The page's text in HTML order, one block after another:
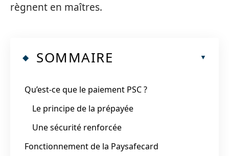
règnent en maîtres.
SOMMAIRE
Qu’est-ce que le paiement PSC ?
Le principe de la prépayée
Une sécurité renforcée
Fonctionnement de la Paysafecard